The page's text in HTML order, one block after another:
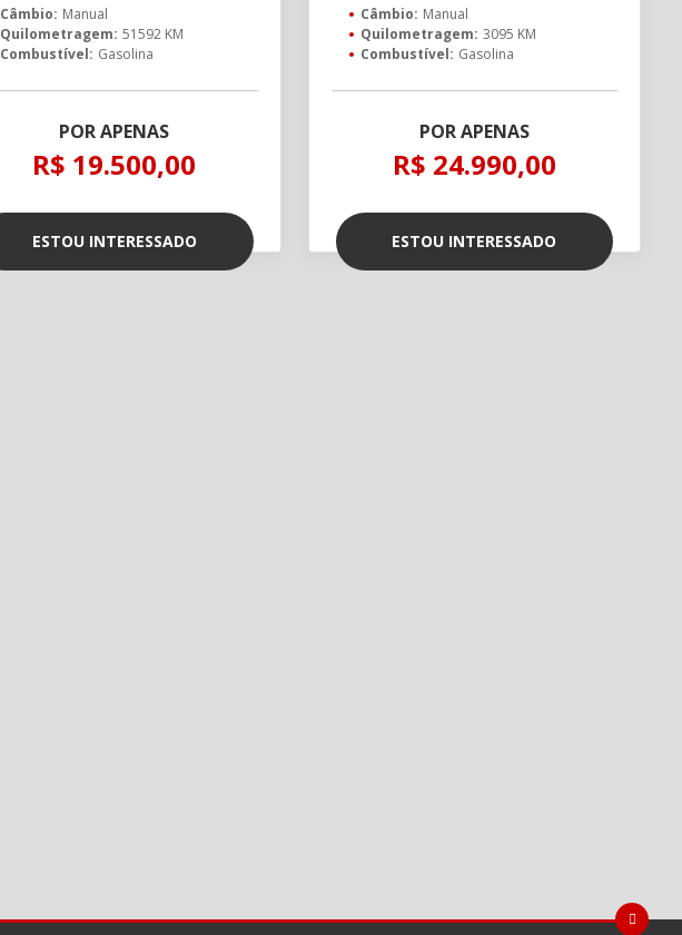
Câmbio: Manual
Quilometragem: 51592 KM
Combustível: Gasolina
POR APENAS
R$ 19.500,00
ESTOU INTERESSADO
Câmbio: Manual
Quilometragem: 3095 KM
Combustível: Gasolina
POR APENAS
R$ 24.990,00
ESTOU INTERESSADO